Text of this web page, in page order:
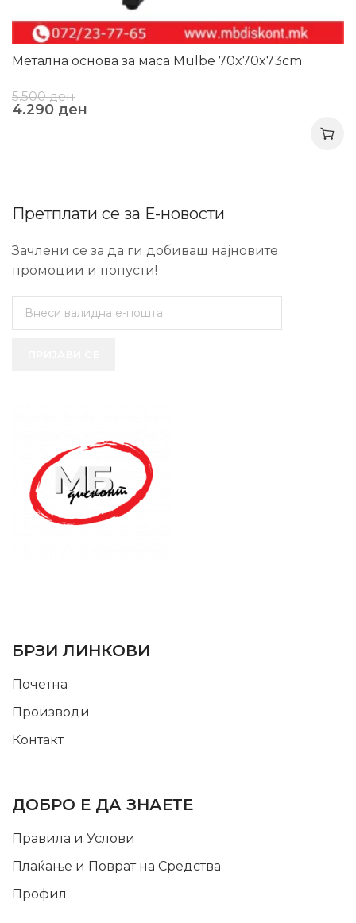
Метална основа за маса Mulbe 70x70x73cm
5.500ден
4.290 ден
Претплати се за Е-новости
Зачлени се за да ги добиваш најновите
промоции и попусти!
БРЗИ ЛИНКОВИ
Почетна
Производи
Контакт
ДОБРО Е ДА ЗНАЕТЕ
Правила и Услови
Плаќање и Поврат на Средства
Профил